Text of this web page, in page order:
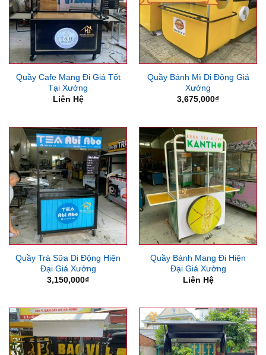
Quầy Cafe Mang Đi Giá Tốt
Tại Xưởng
Liên Hệ
Quầy Bánh Mì Di Động Giá
Xưởng
3,675,000₫
Quầy Trà Sữa Di Động Hiện
Đại Giá Xưởng
3,150,000₫
Quầy Bánh Mang Đi Hiện
Đại Giá Xưởng
Liên Hệ